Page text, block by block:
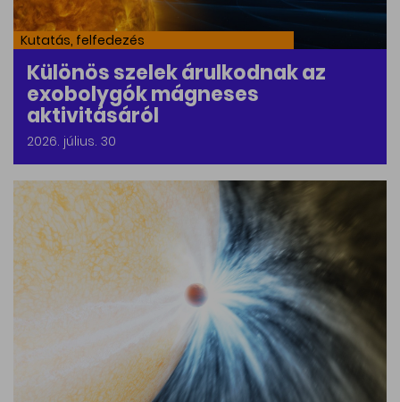
Kutatás, felfedezés
Különös szelek árulkodnak az
exobolygók mágneses
aktivitásáról
2026. július. 30